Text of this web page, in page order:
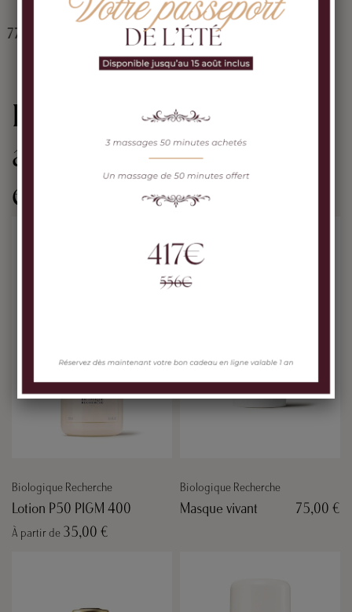
Masque biocellulose défroissage express
Les clients qui ont
acheté ce produit ont
également acheté :
Biologique Recherche
Lotion P50 PIGM 400
À partir de 35,00 €
Biologique Recherche
Masque vivant 75,00 €